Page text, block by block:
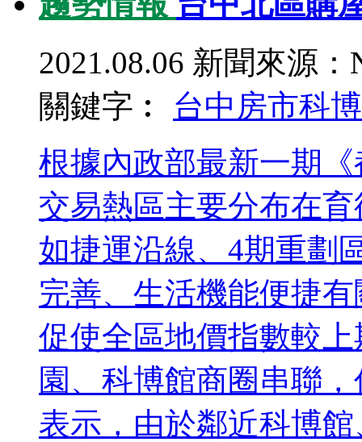
2021.08.06 新聞來源：
關鍵字︰ 台中房市科
根據內政部最新一期
交易熱區主要分布在
如捷運沿線、4期重劃
完善、生活機能便捷
促使全區地價指數較
園、科博館商圈串聯
表示，由於鄰近科博